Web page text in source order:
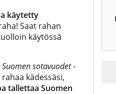
käytetty
Saat rahan
käytössä
Suomen sotavuodet-
kädessäsi,
tallettaa Suomen